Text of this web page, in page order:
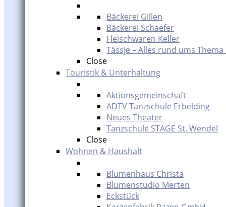
Bäckerei Gillen
Bäckerei Schaefer
Fleischwaren Keller
Tässje – Alles rund ums
Close
Touristik & Unterhaltung
Aktionsgemeinschaft
ADTV Tanzschule Erbelding
Neues Theater
Tanzschule STAGE St. Wendel
Close
Wohnen & Haushalt
Blumenhaus Christa
Blumenstudio Merten
Eckstück